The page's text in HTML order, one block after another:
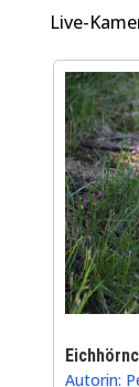
Live-
Autorin: